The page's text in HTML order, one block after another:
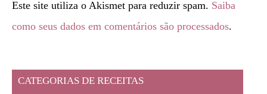
Este site utiliza o Akismet para reduzir spam. Saiba
como seus dados em comentários são processados.
CATEGORIAS DE RECEITAS